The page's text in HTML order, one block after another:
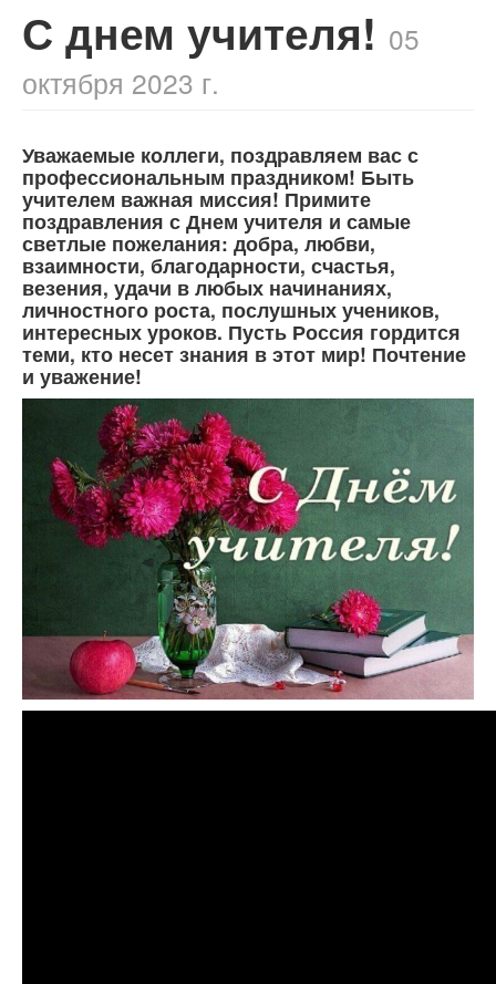
С днем учителя! 05
октября 2023 г.
Уважаемые коллеги, поздравляем вас с
профессиональным праздником! Быть
учителем важная миссия! Примите
поздравления с Днем учителя и самые
светлые пожелания: добра, любви,
взаимности, благодарности, счастья,
везения, удачи в любых начинаниях,
личностного роста, послушных учеников,
интересных уроков. Пусть Россия гордится
теми, кто несет знания в этот мир! Почтение
и уважение!